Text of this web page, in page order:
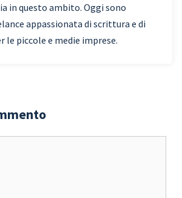
in questo ambito. Oggi sono
appassionata di scrittura e di
le piccole e medie imprese.